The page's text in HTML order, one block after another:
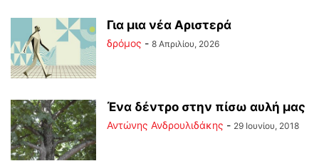
Για μια νέα Αριστερά
δρόμος - 8 Απριλίου, 2026
Ένα δέντρο στην πίσω αυλή μας
Αντώνης Ανδρουλιδάκης - 29 Ιουνίου, 2018